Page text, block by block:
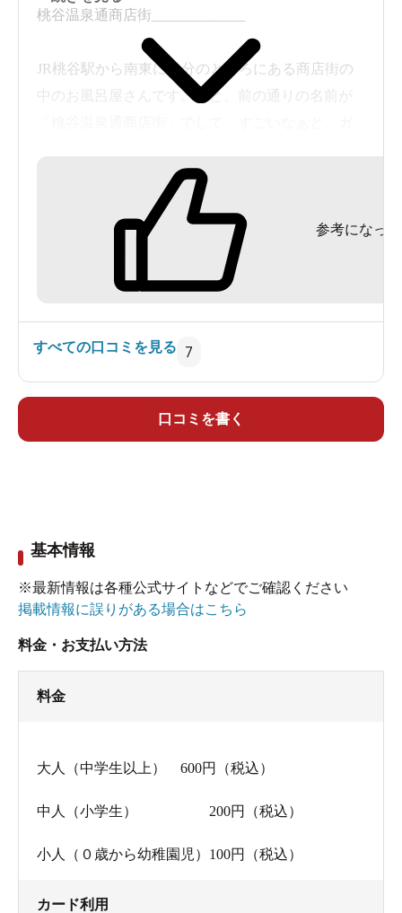
桃谷温泉通商店街_____________
JR桃谷駅から南東に数分のところにある商店街の
中のお風呂屋さんです。何と、前の通りの名前が
フロント式でロビーあり。ドリンク自販機、ス
ポーツ紙がありました。脱衣所は普通サイズで、
こちらにもドリンク自販機がありました。
お風呂はナニワ工務店の設計でして、「軟水」の
文字は見当たらず。深風呂、電気風呂、ジェット
目。スチームサウナ、大きめの水風呂は打たせも
呂になっていまして、きっちり塩気が感じられま
した。
参考になった
すべての口コミを見る 7
口コミを書く
基本情報
※最新情報は各種公式サイトなどでご確認ください
掲載情報に誤りがある場合はこちら
料金・お支払い方法
料金
大人（中学生以上） 600円（税込）
中人（小学生） 200円（税込）
小人（０歳から幼稚園児）100円（税込）
カード利用